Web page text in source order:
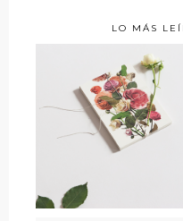
LO MÁS